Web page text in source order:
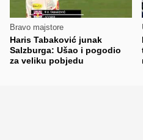
Bravo majstore
Haris Tabaković junak
Salzburga: Ušao i pogodio
za veliku pobjedu